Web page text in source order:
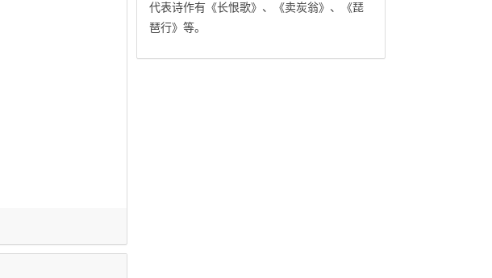
代表诗作有《长恨歌》、《卖炭翁》、《琵
琶行》等。